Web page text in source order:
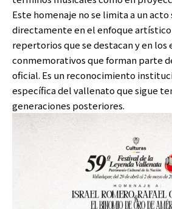
Este homenaje no se limita a un
directamente en el enfoque
repertorios que se destacan y en los
conmemorativos que forman parte
oficial. Es un reconocimiento
específica del vallenato que sigue
generaciones posteriores.